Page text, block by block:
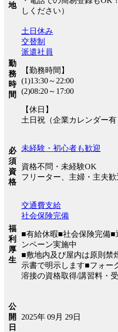
地
しください）
勤
務
時
間
土日休み
交替制
派遣社員
【勤務時間】
(1)13:30～22:00
(2)08:20～17:00
【休日】
土日祝（企業カレンダー有
必
須
資
格
未経験・初心者も歓迎
資格不問・未経験OK
フリーター、主婦・主夫歓
福
利
厚
生
交通費支給
社会保険完備
■有給休暇■社会保険完備
ンペーン実施中
■敷地内及び屋内は原則
示書で明示します■フォー
溶接の資格取得/講習料・
公
開
日
2025年 09月 29日